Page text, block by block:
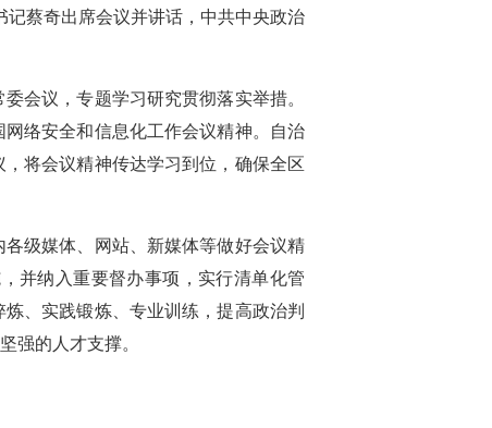
记蔡奇出席会议并讲话，中共中央政治
会议，专题学习研究贯彻落实举措。
络安全和信息化工作会议精神。自治
将会议精神传达学习到位，确保全区
各级媒体、网站、新媒体等做好会议精
并纳入重要督办事项，实行清单化管
、实践锻炼、专业训练，提高政治判
强的人才支撑。